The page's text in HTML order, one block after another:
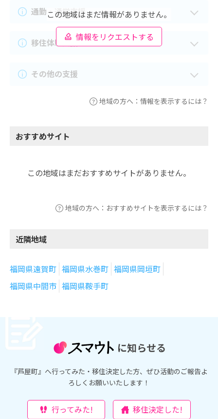
この地域はまだ情報がありません。
情報をリクエストする
通勤・通学支援
移住体験支援
その他の支援
地域の方へ：情報を表示するには？
おすすめサイト
この地域はまだおすすめサイトがありません。
地域の方へ：おすすめサイトを表示するには？
近隣地域
福岡県遠賀町 福岡県水巻町 福岡県岡垣町
福岡県中間市 福岡県鞍手町
に知らせる
『芦屋町』へ行ってみた・移住決定した方、ぜひ活動のご報告よ
ろしくお願いいたします！
行ってみた! 移住決定した!